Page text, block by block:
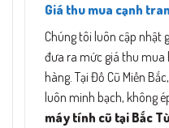
Giá thu mua cạnh
Chúng tôi luôn cập nhật
đưa ra mức giá thu mua
hàng. Tại Đồ Cũ Miền
luôn minh bạch, không
máy tính cũ tại Bắc